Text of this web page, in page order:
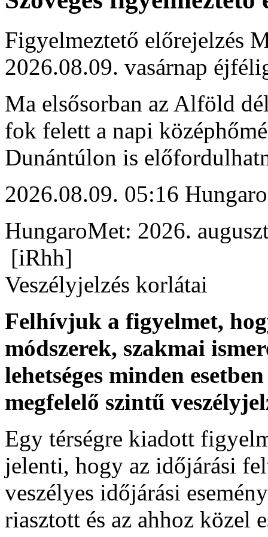
Figyelmeztető előrejelzés
2026.08.09. vasárnap
Ma elsősorban az Alföld
fok felett a napi
Dunántúlon is
2026.08.09. 05:16
HungaroMet: 2026.
[iRhh]
Veszélyjelzés korlátai
Felhívjuk a figyelmet,
módszerek, szakmai
lehetséges minden
megfelelő szintű
Egy térségre kiadott
jelenti, hogy az időjárási
veszélyes időjárási
riasztott és az ahhoz közel